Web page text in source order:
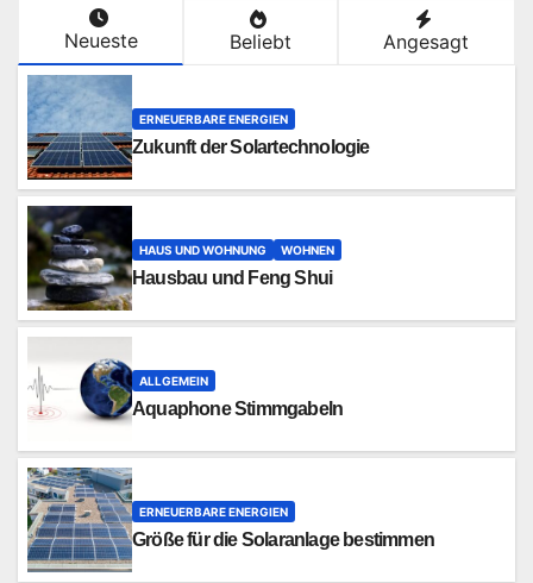
Neueste Beliebt Angesagt
ERNEUERBARE ENERGIEN
Zukunft der Solartechnologie
HAUS UND WOHNUNG WOHNEN
Hausbau und Feng Shui
ALLGEMEIN
Aquaphone Stimmgabeln
ERNEUERBARE ENERGIEN
Größe für die Solaranlage bestimmen